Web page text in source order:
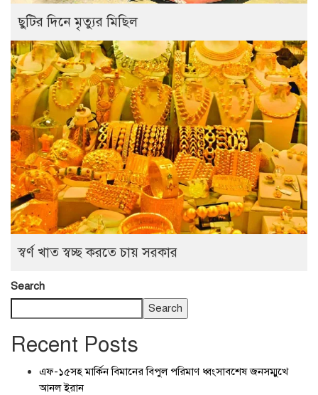
ছুটির দিনে মৃত্যুর মিছিল
স্বর্ণ খাত স্বচ্ছ করতে চায় সরকার
Search
Search
Recent Posts
এফ-১৫সহ মার্কিন বিমানের বিপুল পরিমাণ ধ্বংসাবশেষ জনসম্মুখে
আনল ইরান